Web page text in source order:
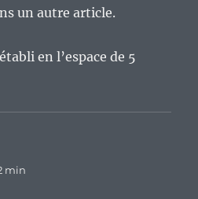
un autre article.
en l’espace de 5
min